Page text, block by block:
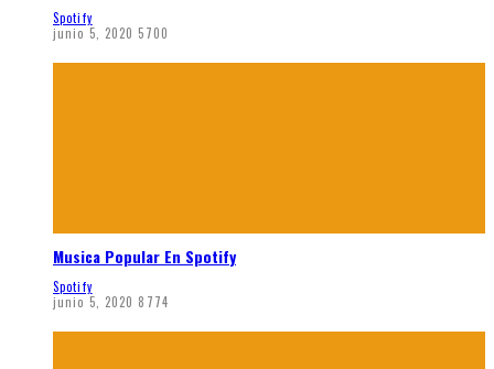
Spotify
junio 5, 2020 5700
Musica Popular En Spotify
Spotify
junio 5, 2020 8774